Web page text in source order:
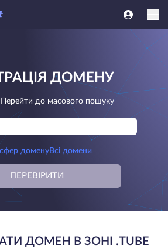
ДОМЕНУ
Перейти до масового пошуку
доменуВсі домени
ПЕРЕВІРИТИ
ДОМЕН В ЗОНІ .TUBE